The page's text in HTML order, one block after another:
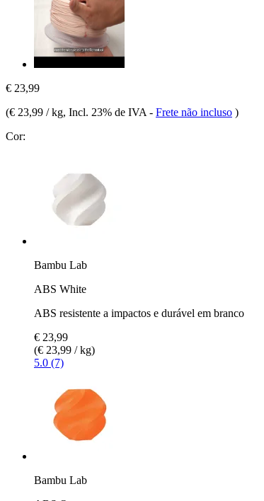
€ 23,99
(€ 23,99 / kg, Incl. 23% de IVA - Frete não incluso )
Cor:
Bambu Lab
ABS White
ABS resistente a impactos e durável em branco
€ 23,99
(€ 23,99 / kg)
5.0 (7)
Bambu Lab